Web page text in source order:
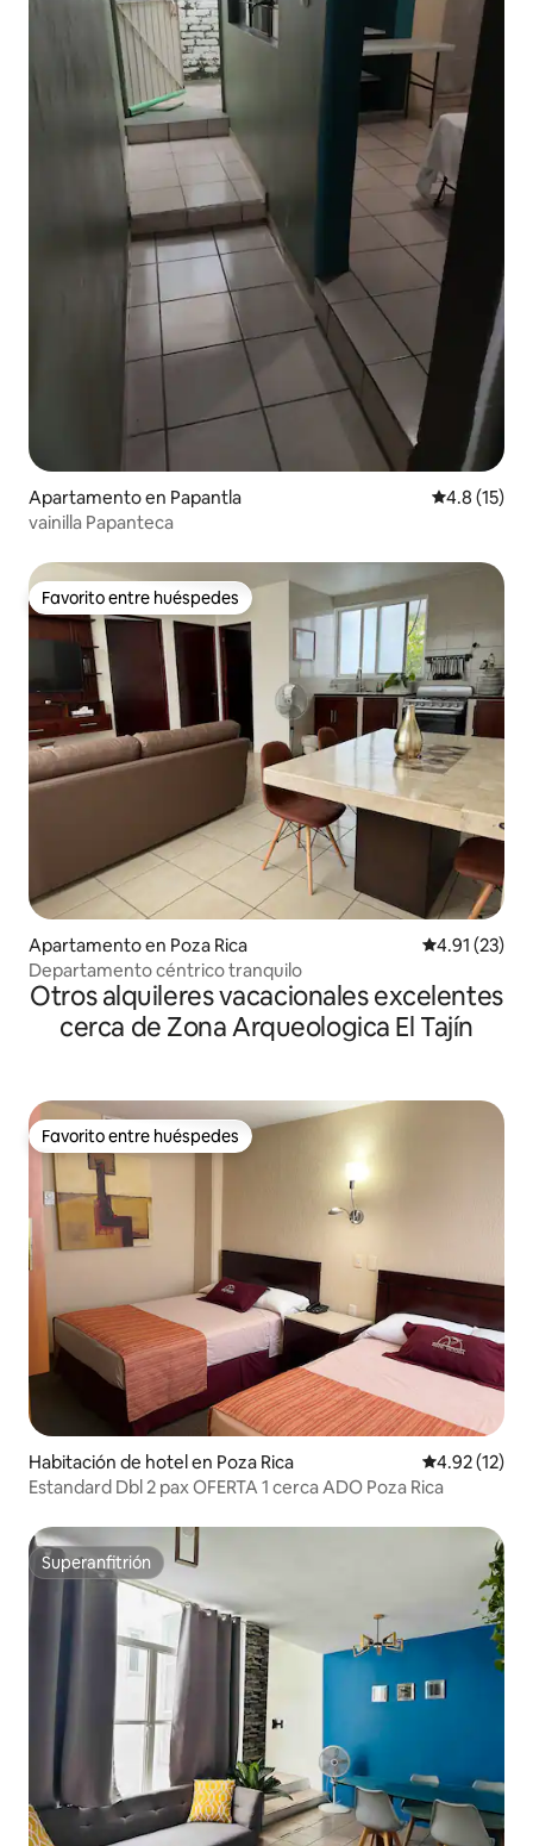
Apartamento en Papantla Calificación
4.8 (15)
vainilla Papanteca
Favorito entre huéspedes
Favorito entre huéspedes
Apartamento en Poza Rica Calificación
4.91 (23)
Departamento céntrico tranquilo
Otros alquileres vacacionales excelentes
cerca de Zona Arqueologica El Tajín
Favorito entre huéspedes
Favorito entre huéspedes
Habitación de hotel en Poza Rica Calificación
4.92 (12)
Estandard Dbl 2 pax OFERTA 1 cerca ADO Poza Rica
Superanfitrión
Superanfitrión